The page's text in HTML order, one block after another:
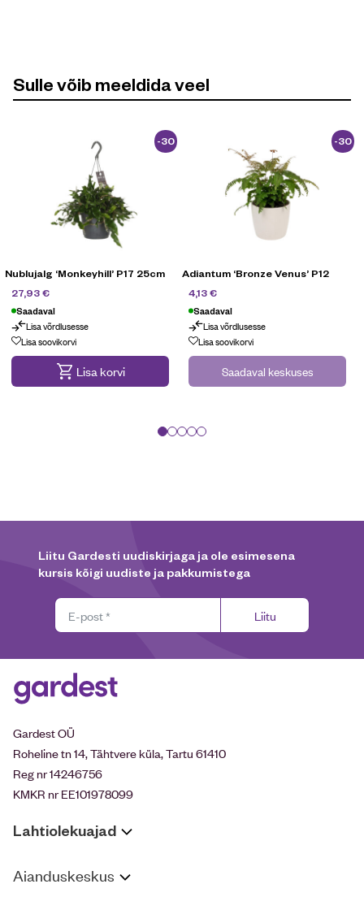
Sulle võib meeldida veel
-30
%
Nublujalg ‘Monkeyhill’ P17 25cm
27,93€
Saadaval
Lisa võrdlusesse
Lisa soovikorvi
Lisa korvi
-30
%
Adiantum ‘Bronze Venus’ P12
4,13€
Saadaval
Lisa võrdlusesse
Lisa soovikorvi
Saadaval keskuses
Liitu Gardesti uudiskirjaga ja ole esimesena
kursis kõigi uudiste ja pakkumistega
Liitu
Gardest OÜ
Roheline tn 14, Tähtvere küla, Tartu 61410
Reg nr 14246756
KMKR nr EE101978099
Lahtiolekuajad
Aianduskeskus